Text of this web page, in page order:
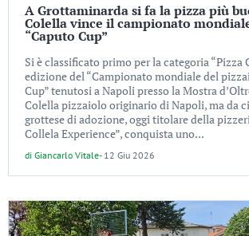
A Grottaminarda si fa la pizza più
Colella vince il campionato
“Caputo Cup”
Si è classificato primo per la categoria “Pizza
edizione del “Campionato mondiale del
Cup” tenutosi a Napoli presso la Mostra
Colella pizzaiolo originario di Napoli, ma da
grottese di adozione, oggi titolare della
Collela Experience”, conquista uno...
di Giancarlo Vitale- 12 Giu 2026